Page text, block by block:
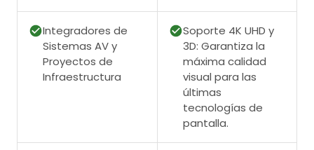
Integradores de
Sistemas AV y
Proyectos de
Infraestructura
Soporte 4K UHD y
3D: Garantiza la
máxima calidad
visual para las
últimas
tecnologías de
pantalla.